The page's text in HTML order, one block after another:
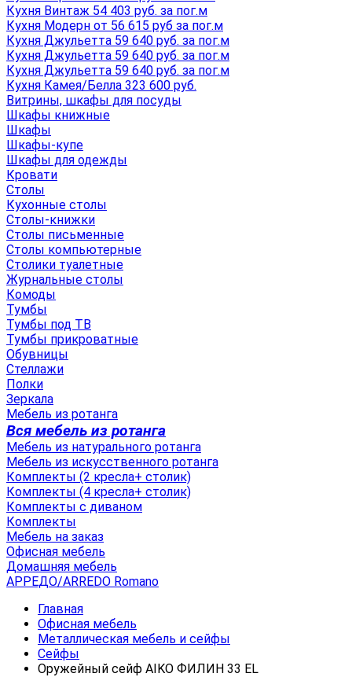
Кухня Винтаж 54 403 руб. за пог.м
Кухня Модерн от 56 615 руб за пог.м
Кухня Джульетта 59 640 руб. за пог.м
Кухня Джульетта 59 640 руб. за пог.м
Кухня Джульетта 59 640 руб. за пог.м
Кухня Камея/Белла 323 600 руб.
Витрины, шкафы для посуды
Шкафы книжные
Шкафы
Шкафы-купе
Шкафы для одежды
Кровати
Столы
Кухонные столы
Столы-книжки
Столы письменные
Столы компьютерные
Столики туалетные
Журнальные столы
Комоды
Тумбы
Тумбы под ТВ
Тумбы прикроватные
Обувницы
Стеллажи
Полки
Зеркала
Мебель из ротанга
Вся мебель из ротанга
Мебель из натурального ротанга
Мебель из искусственного ротанга
Комплекты (2 кресла+ столик)
Комплекты (4 кресла+ столик)
Комплекты с диваном
Комплекты
Мебель на заказ
Офисная мебель
Домашняя мебель
АРРЕДО/ARREDO Romano
Главная
Офисная мебель
Металлическая мебель и сейфы
Сейфы
Оружейный сейф AIKO ФИЛИН 33 EL